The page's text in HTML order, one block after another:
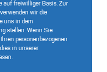
auf freiwilliger Basis. Zur
wir die
uns in dem
stellen. Wenn Sie
personenbezogenen
in unserer